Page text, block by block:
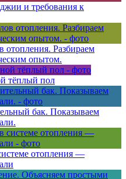
и требования к
отопления. Разбираем
опытом.
тёплый пол
бак. Показываем
отопления —